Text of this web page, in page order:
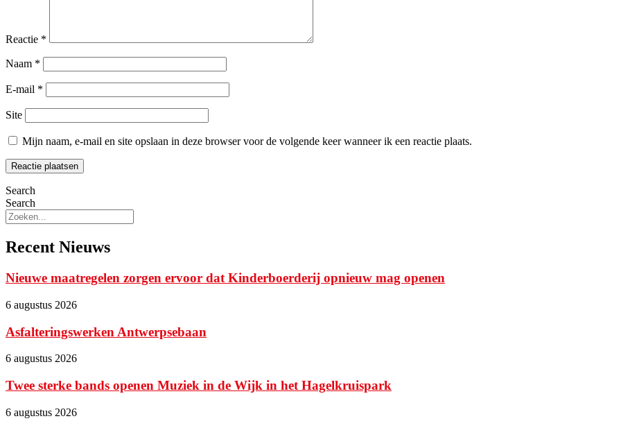
Reactie *
Naam *
E-mail *
Site
Mijn naam, e-mail en site opslaan in deze browser voor de volgende keer wanneer ik een reactie plaats.
Search
Search
Recent Nieuws
Nieuwe maatregelen zorgen ervoor dat Kinderboerderij opnieuw mag openen
6 augustus 2026
Asfalteringswerken Antwerpsebaan
6 augustus 2026
Twee sterke bands openen Muziek in de Wijk in het Hagelkruispark
6 augustus 2026